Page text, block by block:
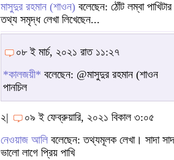
মাসুদুর রহমান (শাওন) বলেছেন: ঠোঁট লম্বা
তথ্য সমৃদ্ধ লেখা লিখেছেন...
০৮ ই মার্চ, ২০২১ রাত ১১:২৭
*কালজয়ী* বলেছেন: @মাসুদুর রহমান (শাওন
পানচিল
২|
০৯ ই ফেব্রুয়ারি, ২০২১ বিকাল ৩:০৫
নেওয়াজ আলি বলেছেন: তথ্যমূলক লেখা। সাদা
ভালো লাগে প্রিয় পাখি